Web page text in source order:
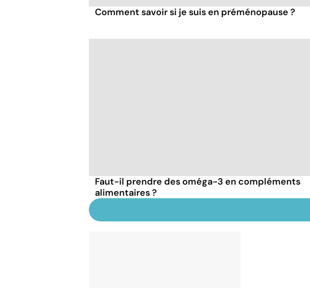
Comment savoir si je suis en préménopause ?
Faut-il prendre des oméga-3 en compléments
alimentaires ?